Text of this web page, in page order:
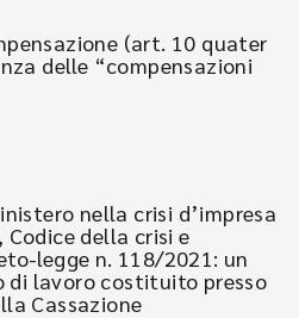
(art. 10 quater
delle “compensazioni
nella crisi d’impresa
della crisi e
legge n. 118/2021: un
di lavoro costituito presso
Cassazione